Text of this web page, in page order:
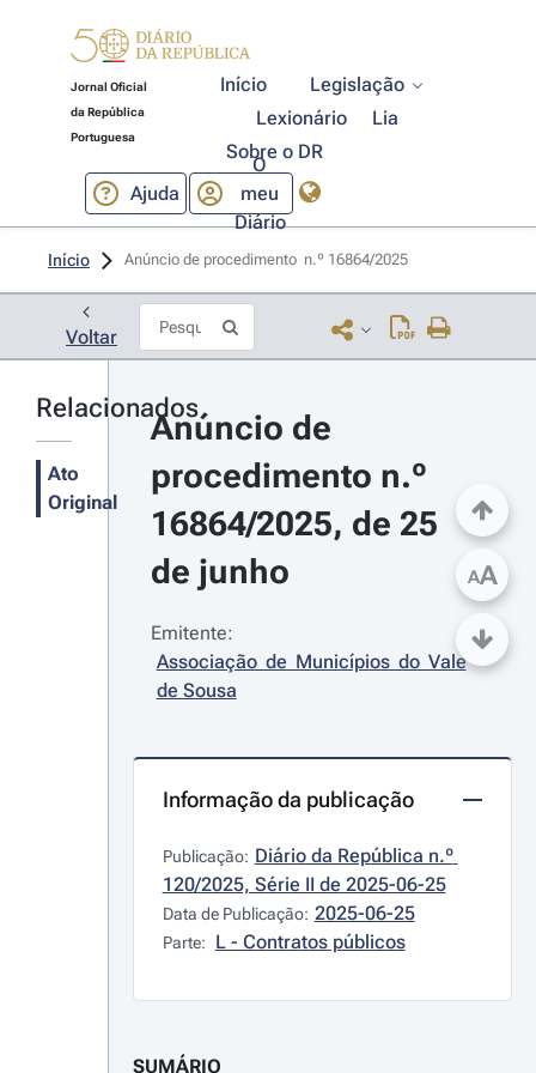
Jornal Oficial
da República
Portuguesa
Início
Legislação
Lexionário
Lia
Sobre o DR
Ajuda
O
meu
Diário
Início Anúncio de procedimento  n.º 16864/2025
Voltar
Relacionados
Ato
Original
Anúncio de
procedimento n.º
16864/2025, de 25
de junho
Emitente:
Associação de Municípios do Vale
de Sousa
Informação da publicação
Publicação: Diário da República n.º
120/2025, Série II de 2025-06-25
Data de Publicação: 2025-06-25
Parte: L - Contratos públicos
SUMÁRIO
AA